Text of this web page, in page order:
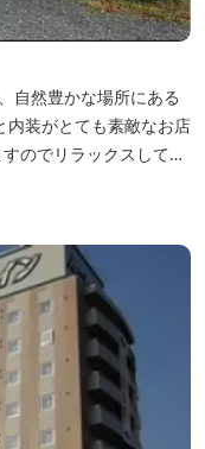
内装がとても素敵なお店
のでリラックスして食
卓、外のテラス席など
いカフェです。 森の
できます。